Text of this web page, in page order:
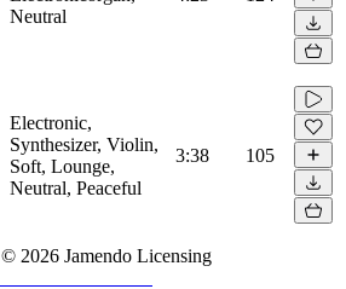
Neutral
Electronic,
Synthesizer, Violin,
Soft, Lounge,
Neutral, Peaceful
3:38 105
© 2026 Jamendo Licensing